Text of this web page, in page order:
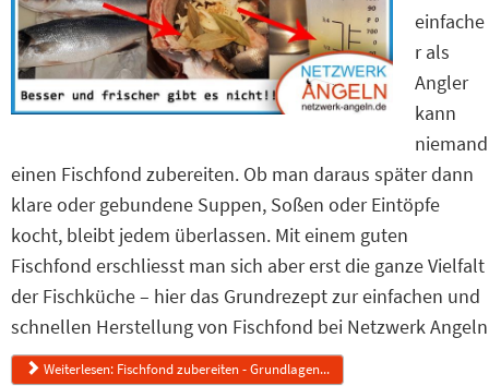
einfache
r als
Angler
kann
niemand
einen Fischfond zubereiten. Ob man daraus später dann
klare oder gebundene Suppen, Soßen oder Eintöpfe
kocht, bleibt jedem überlassen. Mit einem guten
Fischfond erschliesst man sich aber erst die ganze Vielfalt
der Fischküche – hier das Grundrezept zur einfachen und
schnellen Herstellung von Fischfond bei Netzwerk Angeln
Weiterlesen: Fischfond zubereiten - Grundlagen...